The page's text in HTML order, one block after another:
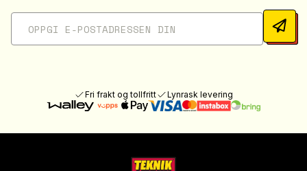
Fri frakt og tollfritt Lynrask levering